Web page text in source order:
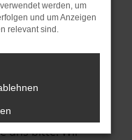
nur ein
nicht
Schritte
uns bitte. Wir
werden, um
und um Anzeigen
relevant sind.